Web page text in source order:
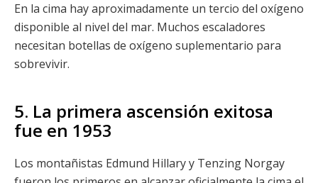
En la cima hay aproximadamente un tercio del oxígeno
disponible al nivel del mar. Muchos escaladores
necesitan botellas de oxígeno suplementario para
sobrevivir.
5. La primera ascensión exitosa
fue en 1953
Los montañistas Edmund Hillary y Tenzing Norgay